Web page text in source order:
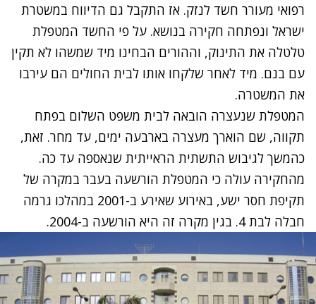
רפואי מעורר חשד לנזק. אז התקבל גם הדיווח במשטרת
ישראל ונפתחה חקירה בנושא. על פי החשד המטפלת
טלטלה את התינוק, וההורים הבחינו מיד שמשהו לא תקין
עם בנם. מיד לאחר שלקחו אותו לבית החולים הם עירבו
את המשטרה.
המטפלת שנעצרה הובאה לבית משפט השלום בפתח
תקווה, שם הוארך מעצרה בארבעה ימים, עד מחר. זאת,
כהמשך לגיבוש התשתית הראייתית שנאספה עד כה.
מהחקירה עולה כי המטפלת הורשעה בעבר במקרה של
תקיפת חסר ישע, באירוע שאירע ב-2001 במהלכו גרמה
חבלה לבת 4. בגין מקרה זה היא הורשעה ב-2004.